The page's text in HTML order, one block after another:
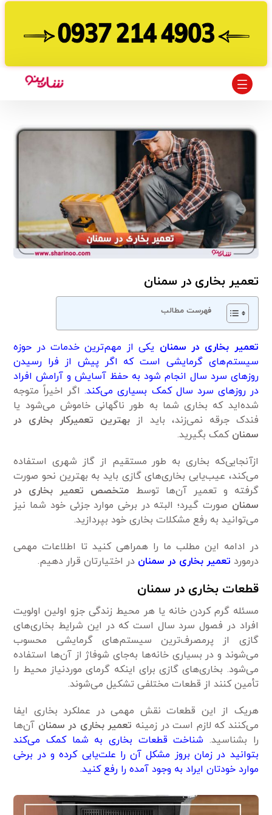
تعمیر بخاری در سمنان
فهرست مطالب
تعمیر بخاری در سمنان یکی از مهم‌ترین خدمات در حوزه
سیستم‌های گرمایشی است که اگر پیش از فرا رسیدن
روز‌های سرد سال انجام شود به حفظ آسایش و آرامش افراد
در روزهای سرد سال کمک بسیاری می‌کند.اگر اخیراً متوجه
شده‌اید که بخاری شما به طور ناگهانی خاموش می‌شود یا
فندک جرقه نمی‌زند، باید از بهترین تعمیرکار بخاری در
سمنان کمک بگیرید.
ازآنجایی‌که بخاری به طور مستقیم از گاز شهری استفاده
می‌کند، عیب‌یابی بخاری‌های گازی باید به بهترین نحو صورت
گرفته و تعمیر آن‌ها توسط متخصص تعمیر بخاری در
سمنان صورت گیرد؛ البته در برخی موارد جزئی خود شما نیز
می‌توانید به رفع مشکلات بخاری خود بپردازید.
در ادامه این مطلب ما را همراهی کنید تا اطلاعات مهمی‌
درمورد تعمیر بخاری در سمنان در اختیارتان قرار دهیم.
قطعات بخاری در سمنان
مسئله گرم کردن خانه یا هر محیط زندگی جزو اولین اولویت
افراد در فصول سرد سال است که در این شرایط بخاری‌های
گازی از پرمصرف‌ترین سیستم‌های گرمایشی محسوب
می‌شوند و در بسیاری خانه‌ها به‌جای شوفاژ از آن‌ها استفاده
می‌شود. بخاری‌های گازی برای اینکه گرمای موردنیاز محیط را
تأمین کنند از قطعات مختلفی تشکیل می‌شوند.
هریک از این قطعات نقش مهمی‌ در عملکرد بخاری ایفا
می‌کنند که لازم است در زمینه تعمیر بخاری در سمنان آن‌ها
را بشناسید. شناخت قطعات بخاری به شما کمک می‌کند
بتوانید در زمان بروز مشکل آن را علت‌یابی کرده و در برخی
موارد خودتان ایراد به وجود آمده را رفع کنید.